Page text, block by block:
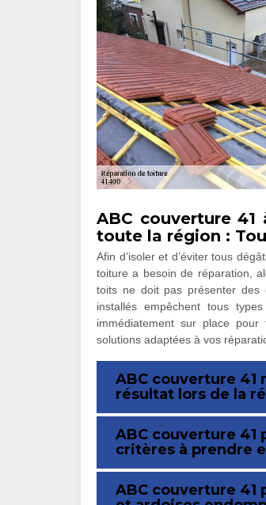
ABC couverture
toute la région :
Afin d’isoler et d’éviter tous
toiture a besoin de réparation,
toits ne doit pas présenter
installés empêchent tous
immédiatement sur place
solutions adaptées à vos
ABC couverture 41
résultat lors de la
ABC couverture 41
critères à prendre
ABC couverture 41